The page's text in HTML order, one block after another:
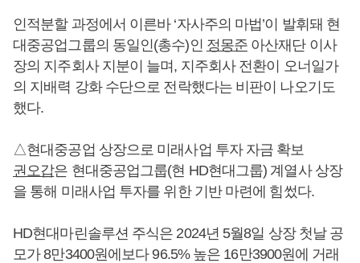
인적분할 과정에서 이른바 ‘자사주의 마법’이 발휘돼 현
대중공업그룹의 동일인(총수)인 정몽준 아산재단 이사
장의 지주회사 지분이 늘며, 지주회사 전환이 오너일가
의 지배력 강화 수단으로 전락했다는 비판이 나오기도
했다.
△현대중공업 상장으로 미래사업 투자 자금 확보
권오갑은 현대중공업그룹(현 HD현대그룹) 계열사 상장
을 통해 미래사업 투자를 위한 기반 마련에 힘썼다.
HD현대마린솔루션 주식은 2024년 5월8일 상장 첫날 공
모가 8만3400원에보다 96.5% 높은 16만3900원에 거래